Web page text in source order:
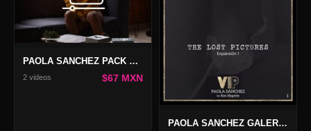
PAOLA SANCHEZ PACK PIVATE VIDEO #14
2 videos $67 MXN
PAOLA SANCHEZ GALERÍA THE LOST PICTURES